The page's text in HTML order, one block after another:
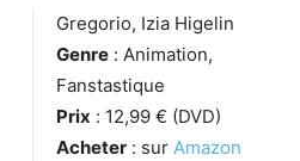
Gregorio, Izia Higelin
Genre : Animation,
Fanstastique
Prix : 12,99 € (DVD)
Acheter : sur Amazon